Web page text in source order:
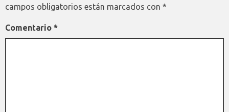
campos obligatorios están marcados con *
Comentario *